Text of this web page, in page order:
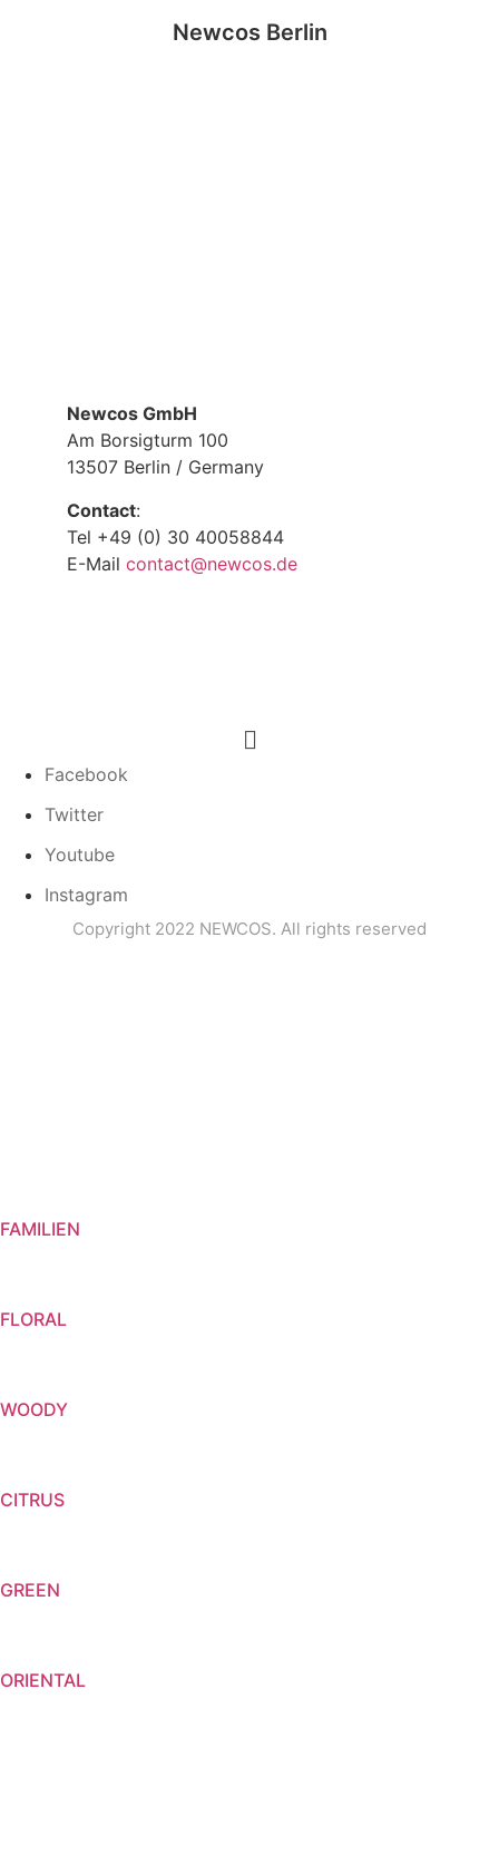
Newcos Berlin
Newcos GmbH
Am Borsigturm 100
13507 Berlin / Germany
Contact:
Tel +49 (0) 30 40058844
E-Mail contact@newcos.de
Menu
Facebook
Twitter
Youtube
Instagram
Copyright 2022 NEWCOS. All rights reserved
FAMILIEN
FLORAL
WOODY
CITRUS
GREEN
ORIENTAL